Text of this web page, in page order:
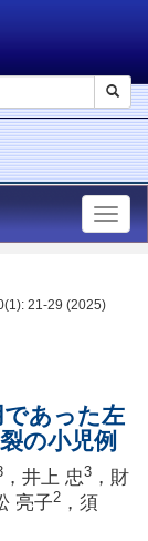
21-29 (2025)
あった左
の小児例
，井上 忠3 ，財
亮子2 ，須